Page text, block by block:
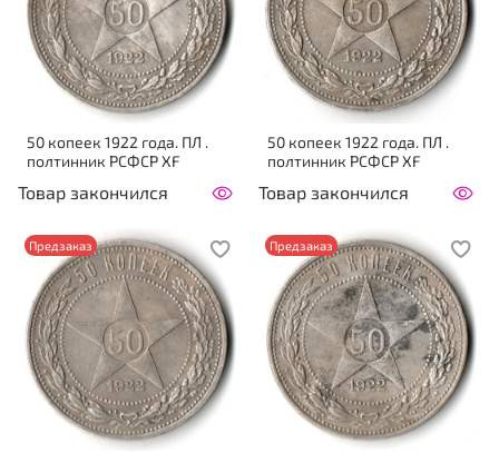
50 копеек 1922 года. ПЛ .
полтинник РСФСР XF
Товар закончился
50 копеек 1922 года. ПЛ .
полтинник РСФСР XF
Товар закончился
Предзаказ Предзаказ